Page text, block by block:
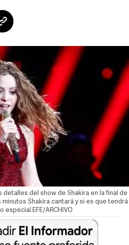
detalles del show de Shakira en la final de
minutos Shakira cantará y si es que tendrá
especial.EFE/ARCHIVO